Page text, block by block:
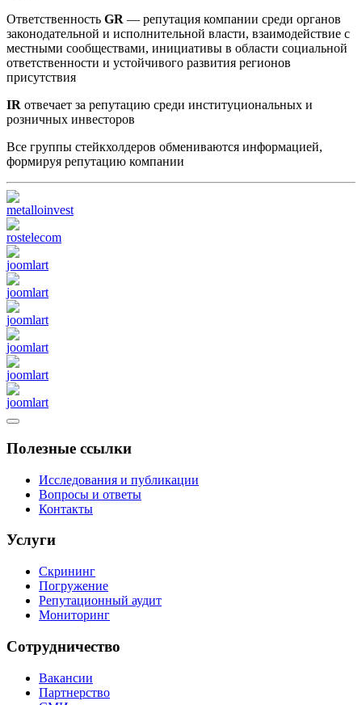
Ответственность GR — репутация компании среди органов
законодательной и исполнительной власти, взаимодействие с
местными сообществами, инициативы в области социальной
ответственности и устойчивого развития регионов
присутствия
IR отвечает за репутацию среди институциональных и
розничных инвесторов
Все группы стейкхолдеров обмениваются информацией,
формируя репутацию компании
Полезные ссылки
Исследования и публикации
Вопросы и ответы
Контакты
Услуги
Скрининг
Погружение
Репутационный аудит
Мониторинг
Сотрудничество
Вакансии
Партнерство